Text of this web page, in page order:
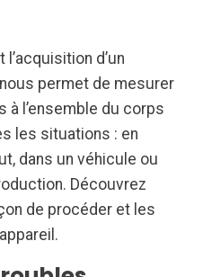
d’un
permet de mesurer
à l’ensemble du corps
les situations : en
dans un véhicule ou
Découvrez
de procéder et les